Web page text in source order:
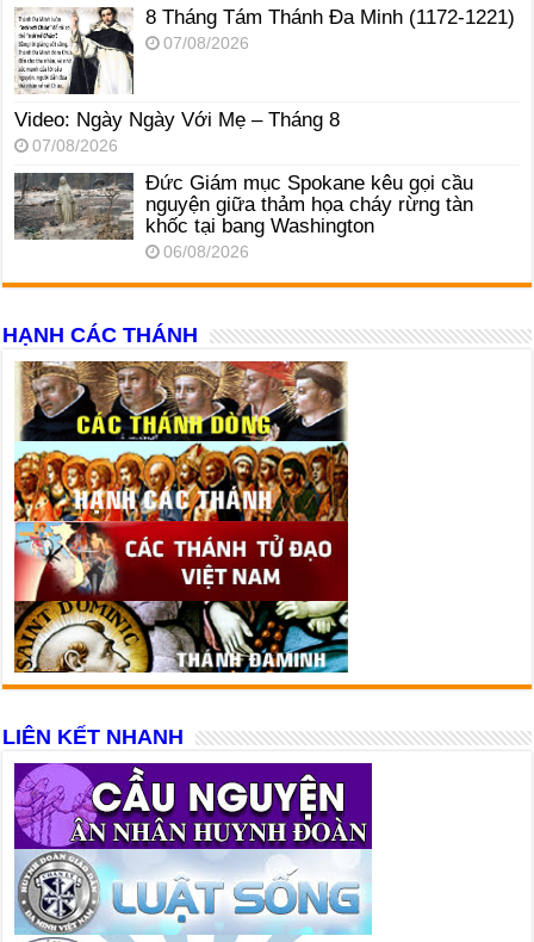
8 Tháng Tám Thánh Ða Minh (1172-1221)
07/08/2026
Video: Ngày Ngày Với Mẹ – Tháng 8
07/08/2026
Đức Giám mục Spokane kêu gọi cầu
nguyện giữa thảm họa cháy rừng tàn
khốc tại bang Washington
06/08/2026
HẠNH CÁC THÁNH
LIÊN KẾT NHANH